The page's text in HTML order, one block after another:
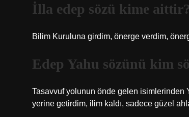
İlla edep sözü kime aittir?
Bilim Kuruluna girdim, önerge verdim,
Edep Yahu sözünü kim
Tasavvuf yolunun önde gelen isimlerinden
yerine getirdim, ilim kaldı, sadece güzel